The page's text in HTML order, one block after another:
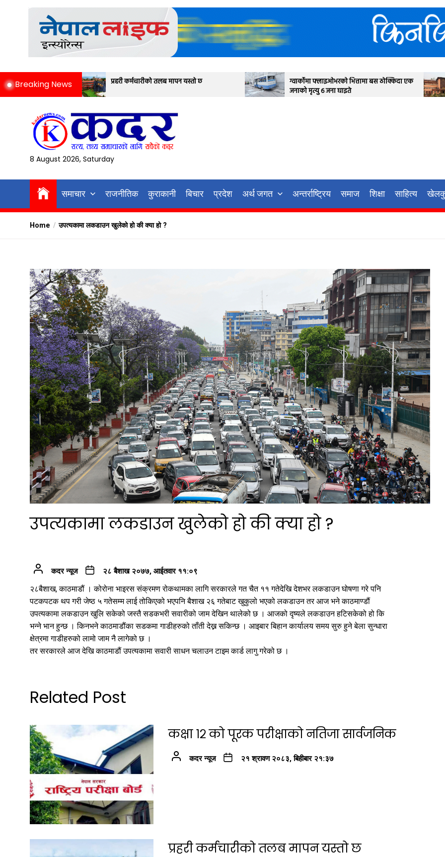
Breaking News
प्रहरी कर्मचारीको तलब मापन यस्तो छ
ग्वार्कोमा फ्लाइओभरको भित्तामा बस ठोक्किदा एक
जनाको मृत्यु ६ जना घाइते
देउवा पक्षयले दिएकोे
आज सर्वोच्च
8 August 2026, Saturday
समाचार राजनीतिक कुराकानी बिचार प्रदेश अर्थ जगत अन्तर्राष्ट्रिय समाज शिक्षा साहित्य
Home उपत्यकामा लकडाउन खुलेको हो की क्या हो ?
उपत्यकामा लकडाउन खुलेको हो की क्या हो ?
कदर न्यूज २८ बैशाख २०७७, आईतवार ११:०९
२८बैशाख, काठमाडौं । कोरोना भाइरस संक्रमण रोकथामका लागि सरकारले गत चैत ११ गतेदेखि देशभर लकडाउन घोषणा गरे पनि
पटकपटक थप गरी जेष्ठ ५ गतेसम्म लाई तोकिएको भएपनि बैशाख २६ गतेबाट खुकुलो भएको लकडाउन तर आज भने काठमाण्डौं
उपत्यकामा लकडाउन खुलि सकेको जस्तै सडकभरी सवारीको जाम देखिन थालेको छ । आजको दृष्यले लकडाउन हटिसकेको हो कि
भन्ने भान हुन्छ । किनभने काठमाडौंका सडकमा गाडीहरुको ताँती देख्न सकिन्छ । आइबार बिहान कार्यालय समय सुरु हुने बेला सुन्धारा
क्षेत्रमा गाडीहरुको लामो जाम नै लागेको छ ।
तर सरकारले आज देखि काठमाडौं उपत्यकामा सवारी साधन चलाउन टाइम कार्ड लागु गरेको छ ।
Related Post
कक्षा १२ को पूरक परीक्षाको नतिजा सार्वजनिक
कदर न्यूज २१ श्रावण २०८३, बिहीबार २१:३७
प्रहरी कर्मचारीको तलब मापन यस्तो छ